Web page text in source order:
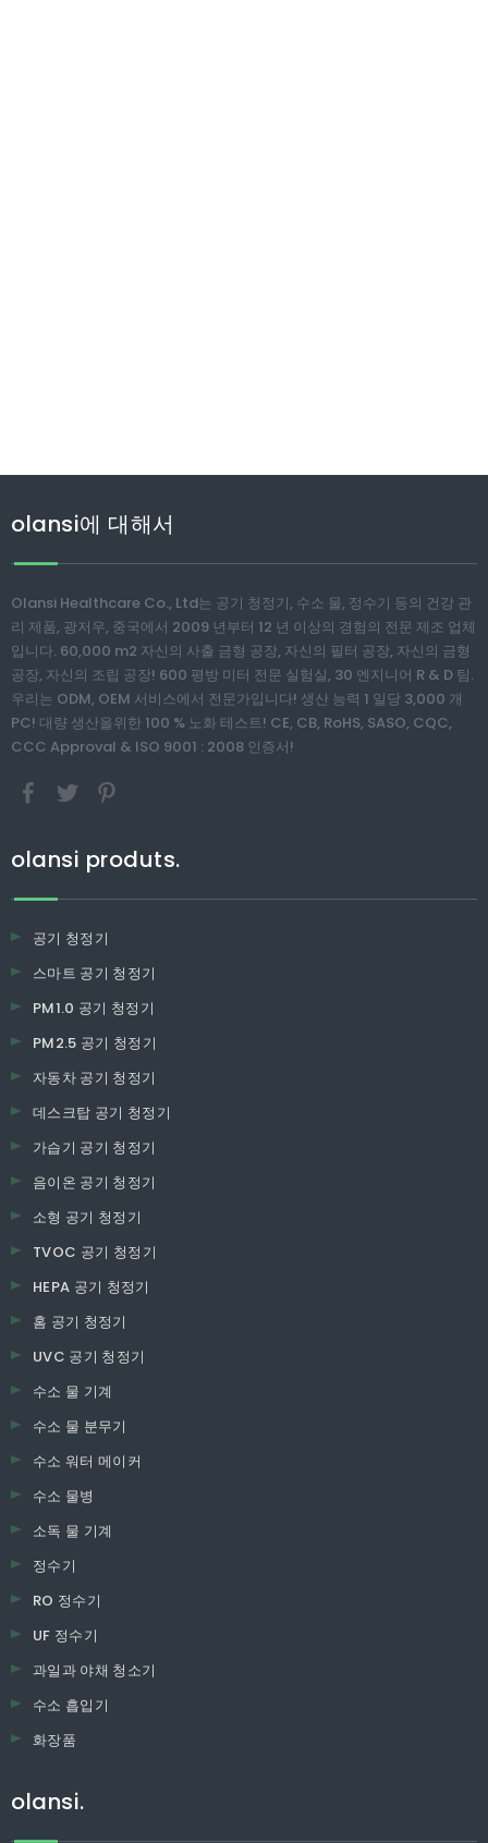
olansi에 대해서
Olansi Healthcare Co., Ltd는 공기 청정기, 수소 물, 정수기 등의 건강 관
리 제품, 광저우, 중국에서 2009 년부터 12 년 이상의 경험의 전문 제조 업체
입니다. 60,000 m2 자신의 사출 금형 공장, 자신의 필터 공장, 자신의 금형
공장, 자신의 조립 공장! 600 평방 미터 전문 실험실, 30 엔지니어 R & D 팀.
우리는 ODM, OEM 서비스에서 전문가입니다! 생산 능력 1 일당 3,000 개
PC! 대량 생산을위한 100 % 노화 테스트! CE, CB, RoHS, SASO, CQC,
CCC Approval & ISO 9001 : 2008 인증서!
olansi produts.
공기 청정기
스마트 공기 청정기
PM1.0 공기 청정기
PM2.5 공기 청정기
자동차 공기 청정기
데스크탑 공기 청정기
가습기 공기 청정기
음이온 공기 청정기
소형 공기 청정기
TVOC 공기 청정기
HEPA 공기 청정기
홈 공기 청정기
UVC 공기 청정기
수소 물 기계
수소 물 분무기
수소 워터 메이커
수소 물병
소독 물 기계
정수기
RO 정수기
UF 정수기
과일과 야채 청소기
수소 흡입기
화장품
olansi.